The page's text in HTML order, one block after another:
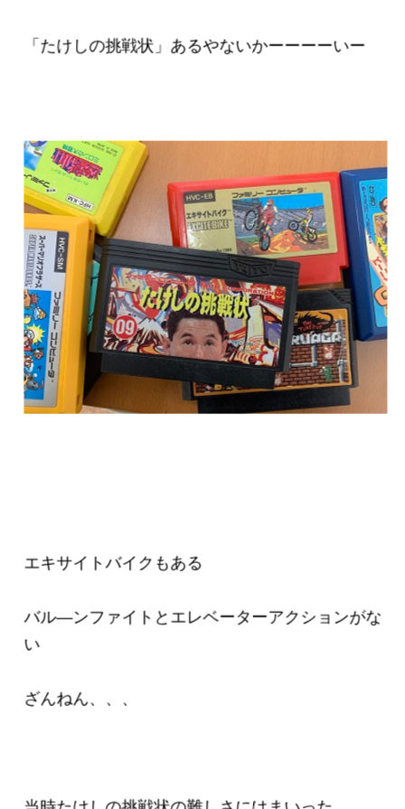
「たけしの挑戦状」あるやないかーーーーいー
エキサイトバイクもある
バル―ンファイトとエレベーターアクションがな
い
ざんねん、、、